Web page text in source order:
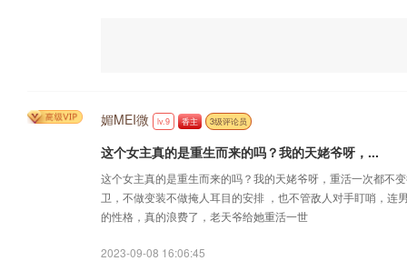
媚MEI微 lv.9 香主 3级评论员
这个女主真的是重生而来的吗？我的天姥爷呀，...
这个女主真的是重生而来的吗？我的天姥爷呀，重活一次都不
卫，不做变装不做掩人耳目的安排 ，也不管敌人对手盯哨，
的性格，真的浪费了，老天爷给她重活一世
2023-09-08 16:06:45